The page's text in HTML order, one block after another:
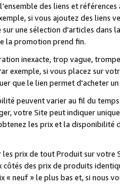
des liens et
si vous ajoutez des
une sélection d'articles
la promotion prend fin.
inexacte, trop vague,
exemple, si vous placez sur
que le lien permet d'acheter
peuvent varier au fil du
votre Site peut indiquer
les prix et la disponibilité
les prix de tout Produit sur
côtés des prix de produits
« neuf » le plus bas et, si nous